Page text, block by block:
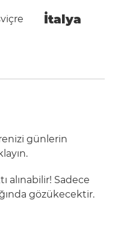
İtalya
günlerin
alınabilir! Sadece
gözükecektir.